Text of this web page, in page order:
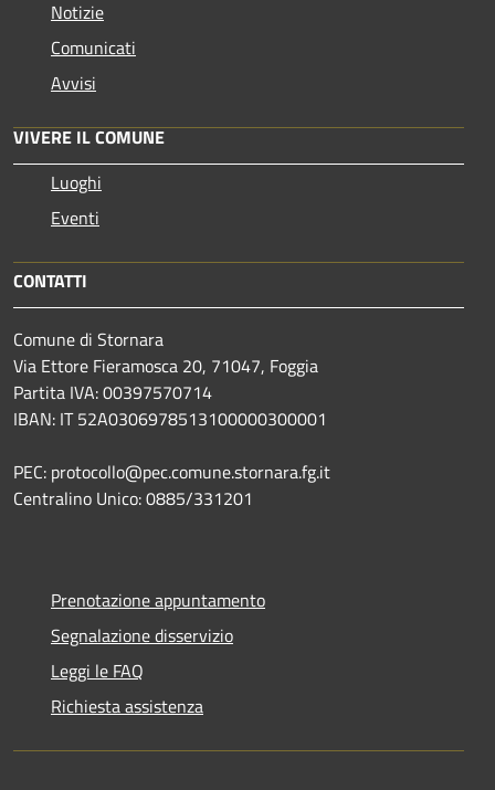
Notizie
Comunicati
Avvisi
VIVERE IL COMUNE
Luoghi
Eventi
CONTATTI
Comune di Stornara
Via Ettore Fieramosca 20, 71047, Foggia
Partita IVA: 00397570714
IBAN: IT 52A0306978513100000300001
PEC: protocollo@pec.comune.stornara.fg.it
Centralino Unico: 0885/331201
Prenotazione appuntamento
Segnalazione disservizio
Leggi le FAQ
Richiesta assistenza